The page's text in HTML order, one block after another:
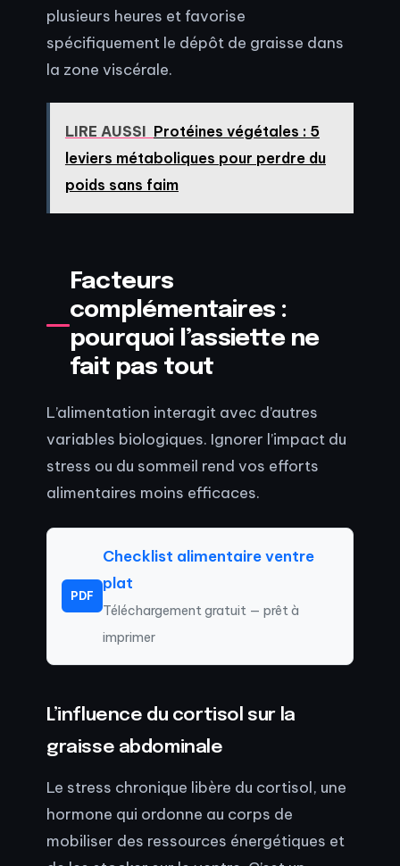
plusieurs heures et favorise
spécifiquement le dépôt de graisse dans
la zone viscérale.
LIRE AUSSI Protéines végétales : 5
leviers métaboliques pour perdre du
poids sans faim
Facteurs
complémentaires :
pourquoi l’assiette ne
fait pas tout
L’alimentation interagit avec d’autres
variables biologiques. Ignorer l’impact du
stress ou du sommeil rend vos efforts
alimentaires moins efficaces.
PDF
Checklist alimentaire ventre
plat
Téléchargement gratuit — prêt à
imprimer
L’influence du cortisol sur la
graisse abdominale
Le stress chronique libère du cortisol, une
hormone qui ordonne au corps de
mobiliser des ressources énergétiques et